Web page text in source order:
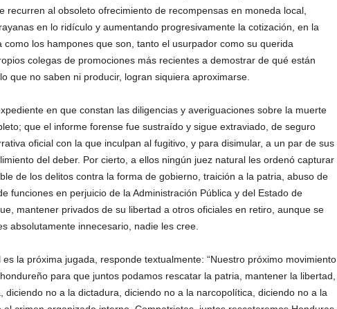
recurren al obsoleto ofrecimiento de recompensas en moneda local,
en lo ridículo y aumentando progresivamente la cotización, en la
como los hampones que son, tanto el usurpador como su querida
colegas de promociones más recientes a demostrar de qué están
que no saben ni producir, logran siquiera aproximarse.
en que constan las diligencias y averiguaciones sobre la muerte
que el informe forense fue sustraído y sigue extraviado, de seguro
oficial con la que inculpan al fugitivo, y para disimular, a un par de sus
del deber. Por cierto, a ellos ningún juez natural les ordenó capturar
de los delitos contra la forma de gobierno, traición a la patria, abuso de
funciones en perjuicio de la Administración Pública y del Estado de
mantener privados de su libertad a otros oficiales en retiro, aunque se
absolutamente innecesario, nadie les cree.
la próxima jugada, responde textualmente: “Nuestro próximo movimiento
para que juntos podamos rescatar la patria, mantener la libertad,
diciendo no a la dictadura, diciendo no a la narcopolítica, diciendo no a la